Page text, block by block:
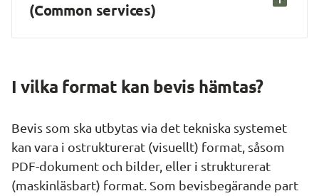
(Common services)
I vilka format kan bevis hämtas?
Bevis som ska utbytas via det tekniska systemet
kan vara i ostrukturerat (visuellt) format, såsom
PDF-dokument och bilder, eller i strukturerat
(maskinläsbart) format. Som bevisbegärande part